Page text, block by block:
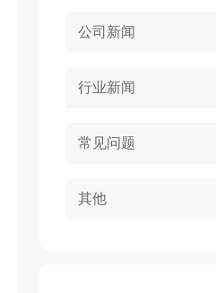
公司新闻
行业新闻
常见问题
其他